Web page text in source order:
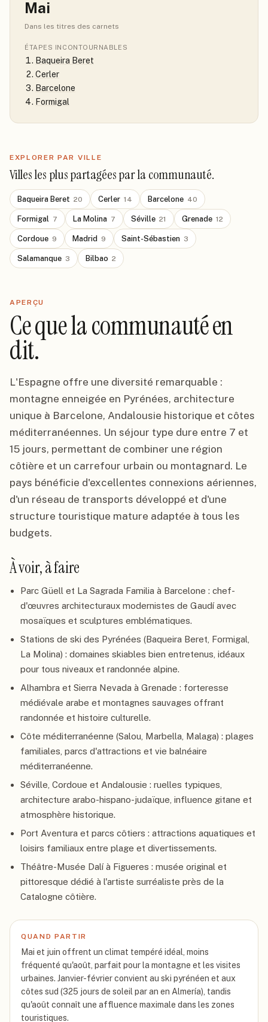
Mai
Dans les titres des carnets
ÉTAPES INCONTOURNABLES
Baqueira Beret
Cerler
Barcelone
Formigal
EXPLORER PAR VILLE
Villes les plus partagées par la communauté.
Baqueira Beret 20 Cerler 14 Barcelone 40
Formigal 7 La Molina 7 Séville 21 Grenade 12
Cordoue 9 Madrid 9 Saint-Sébastien 3
Salamanque 3 Bilbao 2
APERÇU
Ce que la communauté en
dit.
L'Espagne offre une diversité remarquable :
montagne enneigée en Pyrénées, architecture
unique à Barcelone, Andalousie historique et côtes
méditerranéennes. Un séjour type dure entre 7 et
15 jours, permettant de combiner une région
côtière et un carrefour urbain ou montagnard. Le
pays bénéficie d'excellentes connexions aériennes,
d'un réseau de transports développé et d'une
structure touristique mature adaptée à tous les
budgets.
À voir, à faire
Parc Güell et La Sagrada Familia à Barcelone : chef-
d'œuvres architecturaux modernistes de Gaudí avec
mosaïques et sculptures emblématiques.
Stations de ski des Pyrénées (Baqueira Beret, Formigal,
La Molina) : domaines skiables bien entretenus, idéaux
pour tous niveaux et randonnée alpine.
Alhambra et Sierra Nevada à Grenade : forteresse
médiévale arabe et montagnes sauvages offrant
randonnée et histoire culturelle.
Côte méditerranéenne (Salou, Marbella, Malaga) : plages
familiales, parcs d'attractions et vie balnéaire
méditerranéenne.
Séville, Cordoue et Andalousie : ruelles typiques,
architecture arabo-hispano-judaïque, influence gitane et
atmosphère historique.
Port Aventura et parcs côtiers : attractions aquatiques et
loisirs familiaux entre plage et divertissements.
Théâtre-Musée Dalí à Figueres : musée original et
pittoresque dédié à l'artiste surréaliste près de la
Catalogne côtière.
QUAND PARTIR
Mai et juin offrent un climat tempéré idéal, moins
fréquenté qu'août, parfait pour la montagne et les visites
urbaines. Janvier-février convient au ski pyrénéen et aux
côtes sud (325 jours de soleil par an en Almería), tandis
qu'août connaît une affluence maximale dans les zones
touristiques.